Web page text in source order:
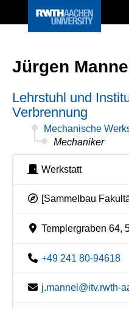
Jürgen
Lehrstuhl und
Verbrennung
Mechanische
Mechaniker
Werkstatt
[Sammelbau
Templergraben 64,
+49 241 80-94618
j.mannel@itv.rwth-